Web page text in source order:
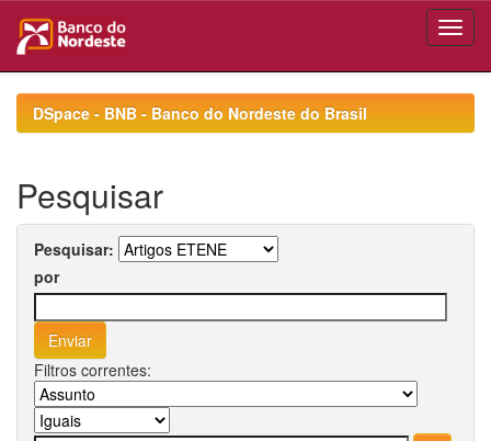
navigationDSpace - BNB - Banco do Nordeste do Brasil
Pesquisar
Pesquisar:
por
Filtros correntes: